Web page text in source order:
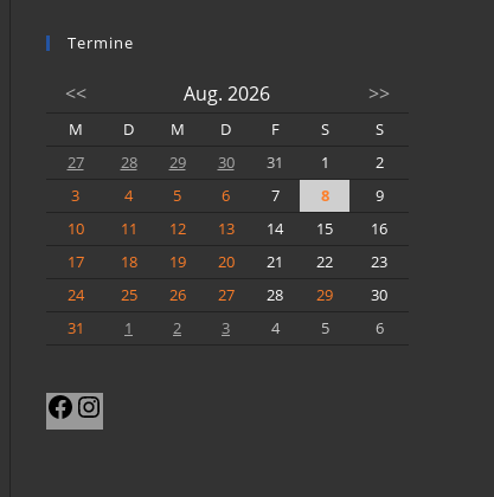
Termine
<< Aug. 2026 >>
M D M D F S
S
27
28 29 30 31 1
2
3
4 5 6 7 8
9
10
11 12 13 14 15
16
17
18 19 20 21 22
23
24
25 26 27 28 29
30
31
1 2 3 4 5 6
Facebook